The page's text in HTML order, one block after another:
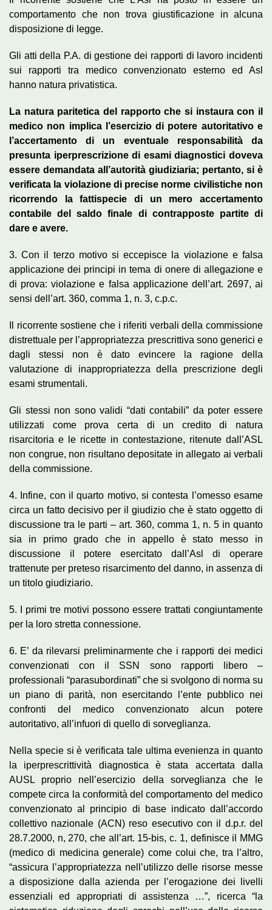
comportamento che non trova giustificazione in alcuna
disposizione di legge.
Gli atti della P.A. di gestione dei rapporti di lavoro incidenti
sui rapporti tra medico convenzionato esterno ed Asl
hanno natura privatistica.
La natura paritetica del rapporto che si instaura con il
medico non implica l’esercizio di potere autoritativo e
l’accertamento di un eventuale responsabilità da
presunta iperprescrizione di esami diagnostici doveva
essere demandata all’autorità giudiziaria; pertanto, si è
verificata la violazione di precise norme civilistiche non
ricorrendo la fattispecie di un mero accertamento
contabile del saldo finale di contrapposte partite di
dare e avere.
3. Con il terzo motivo si eccepisce la violazione e falsa
applicazione dei principi in tema di onere di allegazione e
di prova: violazione e falsa applicazione dell’art. 2697, ai
sensi dell’art. 360, comma 1, n. 3, c.p.c.
Il ricorrente sostiene che i riferiti verbali della commissione
distrettuale per l’appropriatezza prescrittiva sono generici e
dagli stessi non è dato evincere la ragione della
valutazione di inappropriatezza della prescrizione degli
esami strumentali.
Gli stessi non sono validi “dati contabili” da poter essere
utilizzati come prova certa di un credito di natura
risarcitoria e le ricette in contestazione, ritenute dall’ASL
non congrue, non risultano depositate in allegato ai verbali
della commissione.
4. Infine, con il quarto motivo, si contesta l’omesso esame
circa un fatto decisivo per il giudizio che è stato oggetto di
discussione tra le parti – art. 360, comma 1, n. 5 in quanto
sia in primo grado che in appello è stato messo in
discussione il potere esercitato dall’Asl di operare
trattenute per preteso risarcimento del danno, in assenza di
un titolo giudiziario.
5. I primi tre motivi possono essere trattati congiuntamente
per la loro stretta connessione.
6. E’ da rilevarsi preliminarmente che i rapporti dei medici
convenzionati con il SSN sono rapporti libero –
professionali “parasubordinati” che si svolgono di norma su
un piano di parità, non esercitando l’ente pubblico nei
confronti del medico convenzionato alcun potere
autoritativo, all’infuori di quello di sorveglianza.
Nella specie si è verificata tale ultima evenienza in quanto
la iperprescrittività diagnostica è stata accertata dalla
AUSL proprio nell’esercizio della sorveglianza che le
compete circa la conformità del comportamento del medico
convenzionato al principio di base indicato dall’accordo
collettivo nazionale (ACN) reso esecutivo con il d.p.r. del
28.7.2000, n, 270, che all’art. 15-bis, c. 1, definisce il MMG
(medico di medicina generale) come colui che, tra l’altro,
“assicura l’appropriatezza nell’utilizzo delle risorse messe
a disposizione dalla azienda per l’erogazione dei livelli
essenziali ed appropriati di assistenza …”, ricerca “la